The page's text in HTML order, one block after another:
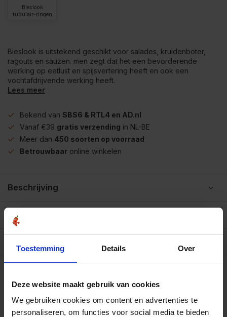
Toestemming Details Over
Deze website maakt gebruik van cookies
We gebruiken cookies om content en advertenties te
personaliseren, om functies voor social media te bieden
Bieslook
tubulair-ringen
Bieslook is uitstekend geschikt voor salades, kruidenboter,
ragouts en sauzen. men zegt dat het een bevorderende
werking op eetlust en spijsvertering heeft en ook een
vochtafdrijvende werking heeft.
Lees meer
Bekend van SBS6 & RTL4 en AD.nl
Vanaf €39 gratis verzending in NL-BE
Meer dan 450 soorten op voorraad
Betrouwbaar online winkelen
Beschrijving
Reviews
Op werkdagen voor 15.00 uur besteld, dezelfde dag
Zakje 15 gram
Op voorraad
Totaal:€2,75